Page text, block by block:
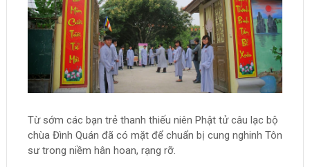
Từ sớm các bạn trẻ thanh thiếu niên Phật tử câu lạc bộ
chùa Đình Quán đã có mặt để chuẩn bị cung nghinh Tôn
sư trong niềm hân hoan, rạng rỡ.